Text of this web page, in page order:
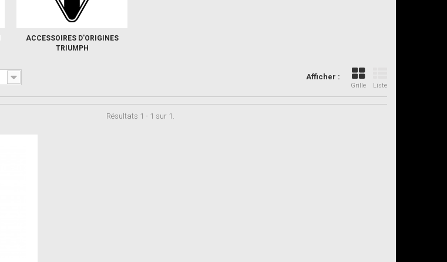
ACCESSOIRES D'ORIGINES
TRIUMPH
Afficher :
Grille Liste
Résultats 1 - 1 sur 1.